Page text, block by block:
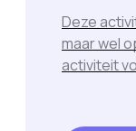
Deze
maar wel
activiteit